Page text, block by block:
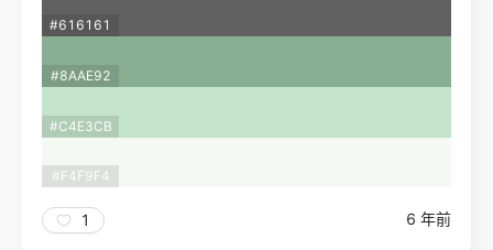
#616161
#8AAE92
#C4E3CB
#F4F9F4
1 6 年前